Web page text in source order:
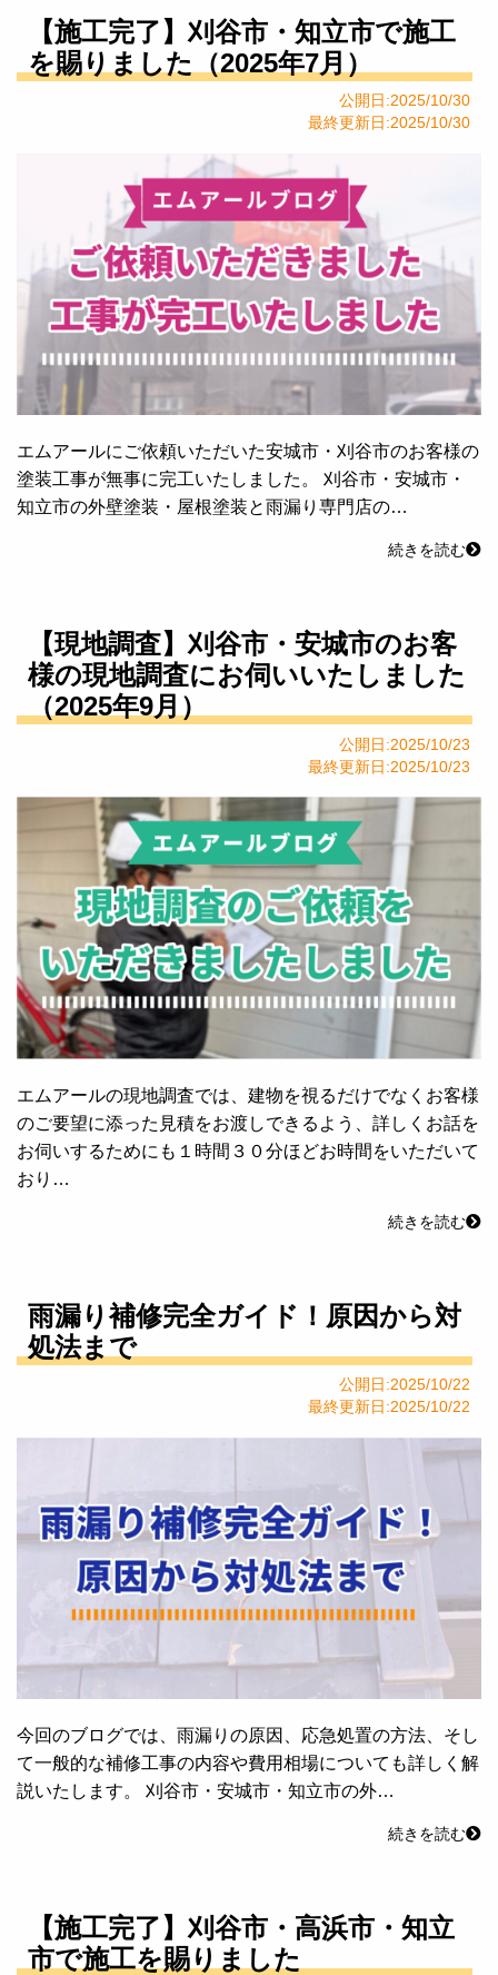
【施工完了】刈谷市・知立市で施工
を賜りました（2025年7月）
公開日:2025/10/30
最終更新日:2025/10/30
エムアールにご依頼いただいた安城市・刈谷市のお客様の
塗装工事が無事に完工いたしました。 刈谷市・安城市・
知立市の外壁塗装・屋根塗装と雨漏り専門店の…
続きを読む
【現地調査】刈谷市・安城市のお客
様の現地調査にお伺いいたしました
（2025年9月）
公開日:2025/10/23
最終更新日:2025/10/23
エムアールの現地調査では、建物を視るだけでなくお客様
のご要望に添った見積をお渡しできるよう、詳しくお話を
お伺いするためにも１時間３０分ほどお時間をいただいて
おり…
続きを読む
雨漏り補修完全ガイド！原因から対
処法まで
公開日:2025/10/22
最終更新日:2025/10/22
今回のブログでは、雨漏りの原因、応急処置の方法、そし
て一般的な補修工事の内容や費用相場についても詳しく解
説いたします。 刈谷市・安城市・知立市の外…
続きを読む
【施工完了】刈谷市・高浜市・知立
市で施工を賜りました